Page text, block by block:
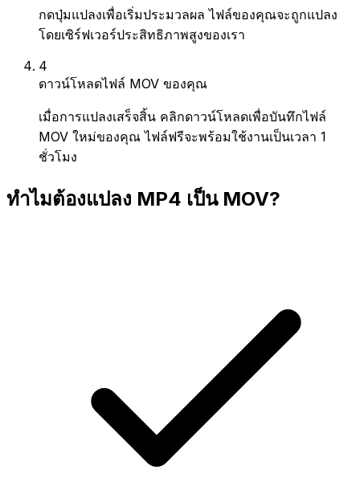
กดปุ่มแปลงเพื่อเริ่มประมวลผล ไฟล์ของคุณจะถูกแปลง
โดยเซิร์ฟเวอร์ประสิทธิภาพสูงของเรา
4
ดาวน์โหลดไฟล์ MOV ของคุณ
เมื่อการแปลงเสร็จสิ้น คลิกดาวน์โหลดเพื่อบันทึกไฟล์
MOV ใหม่ของคุณ ไฟล์ฟรีจะพร้อมใช้งานเป็นเวลา 1
ชั่วโมง
ทำไมต้องแปลง MP4 เป็น MOV?